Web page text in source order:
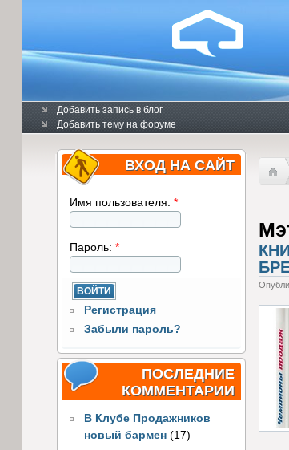
Добавить запись в блог
Добавить тему на форуме
ВХОД НА САЙТ
Имя пользователя: *
Пароль: *
Регистрация
Забыли пароль?
ПОСЛЕДНИЕ
КОММЕНТАРИИ
В Клубе Продажников
новый бармен (17)